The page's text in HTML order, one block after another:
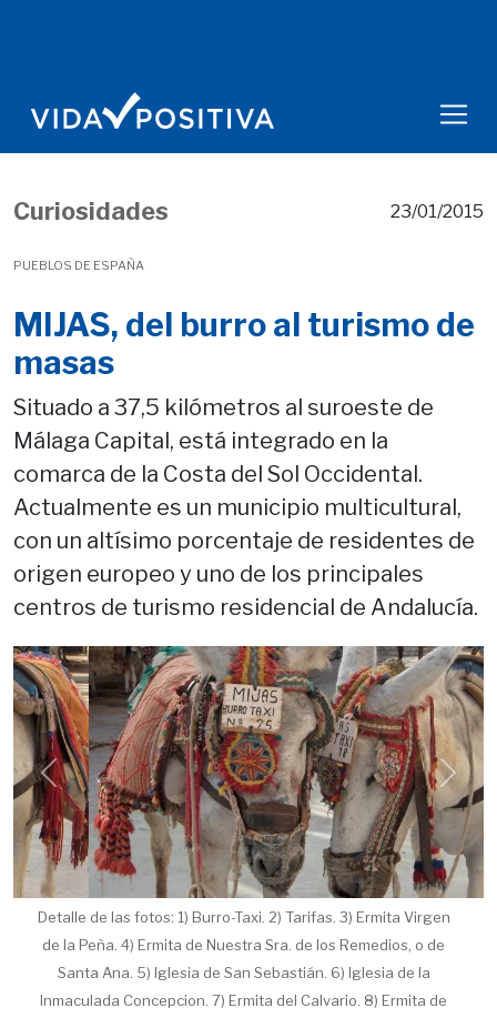
Curiosidades
PUEBLOS DE ESPAÑA
23/01/2015
MIJAS, del burro al turismo de
masas
Situado a 37,5 kilómetros al suroeste de
Málaga Capital, está integrado en la
comarca de la Costa del Sol Occidental.
Actualmente es un municipio multicultural,
con un altísimo porcentaje de residentes de
origen europeo y uno de los principales
centros de turismo residencial de Andalucía.
Previous Next
Detalle de las fotos: 1) Burro-Taxi. 2) Tarifas. 3) Ermita Virgen
de la Peña. 4) Ermita de Nuestra Sra. de los Remedios, o de
Santa Ana. 5) Iglesia de San Sebastián. 6) Iglesia de la
Inmaculada Concepcion. 7) Ermita del Calvario. 8) Ermita de